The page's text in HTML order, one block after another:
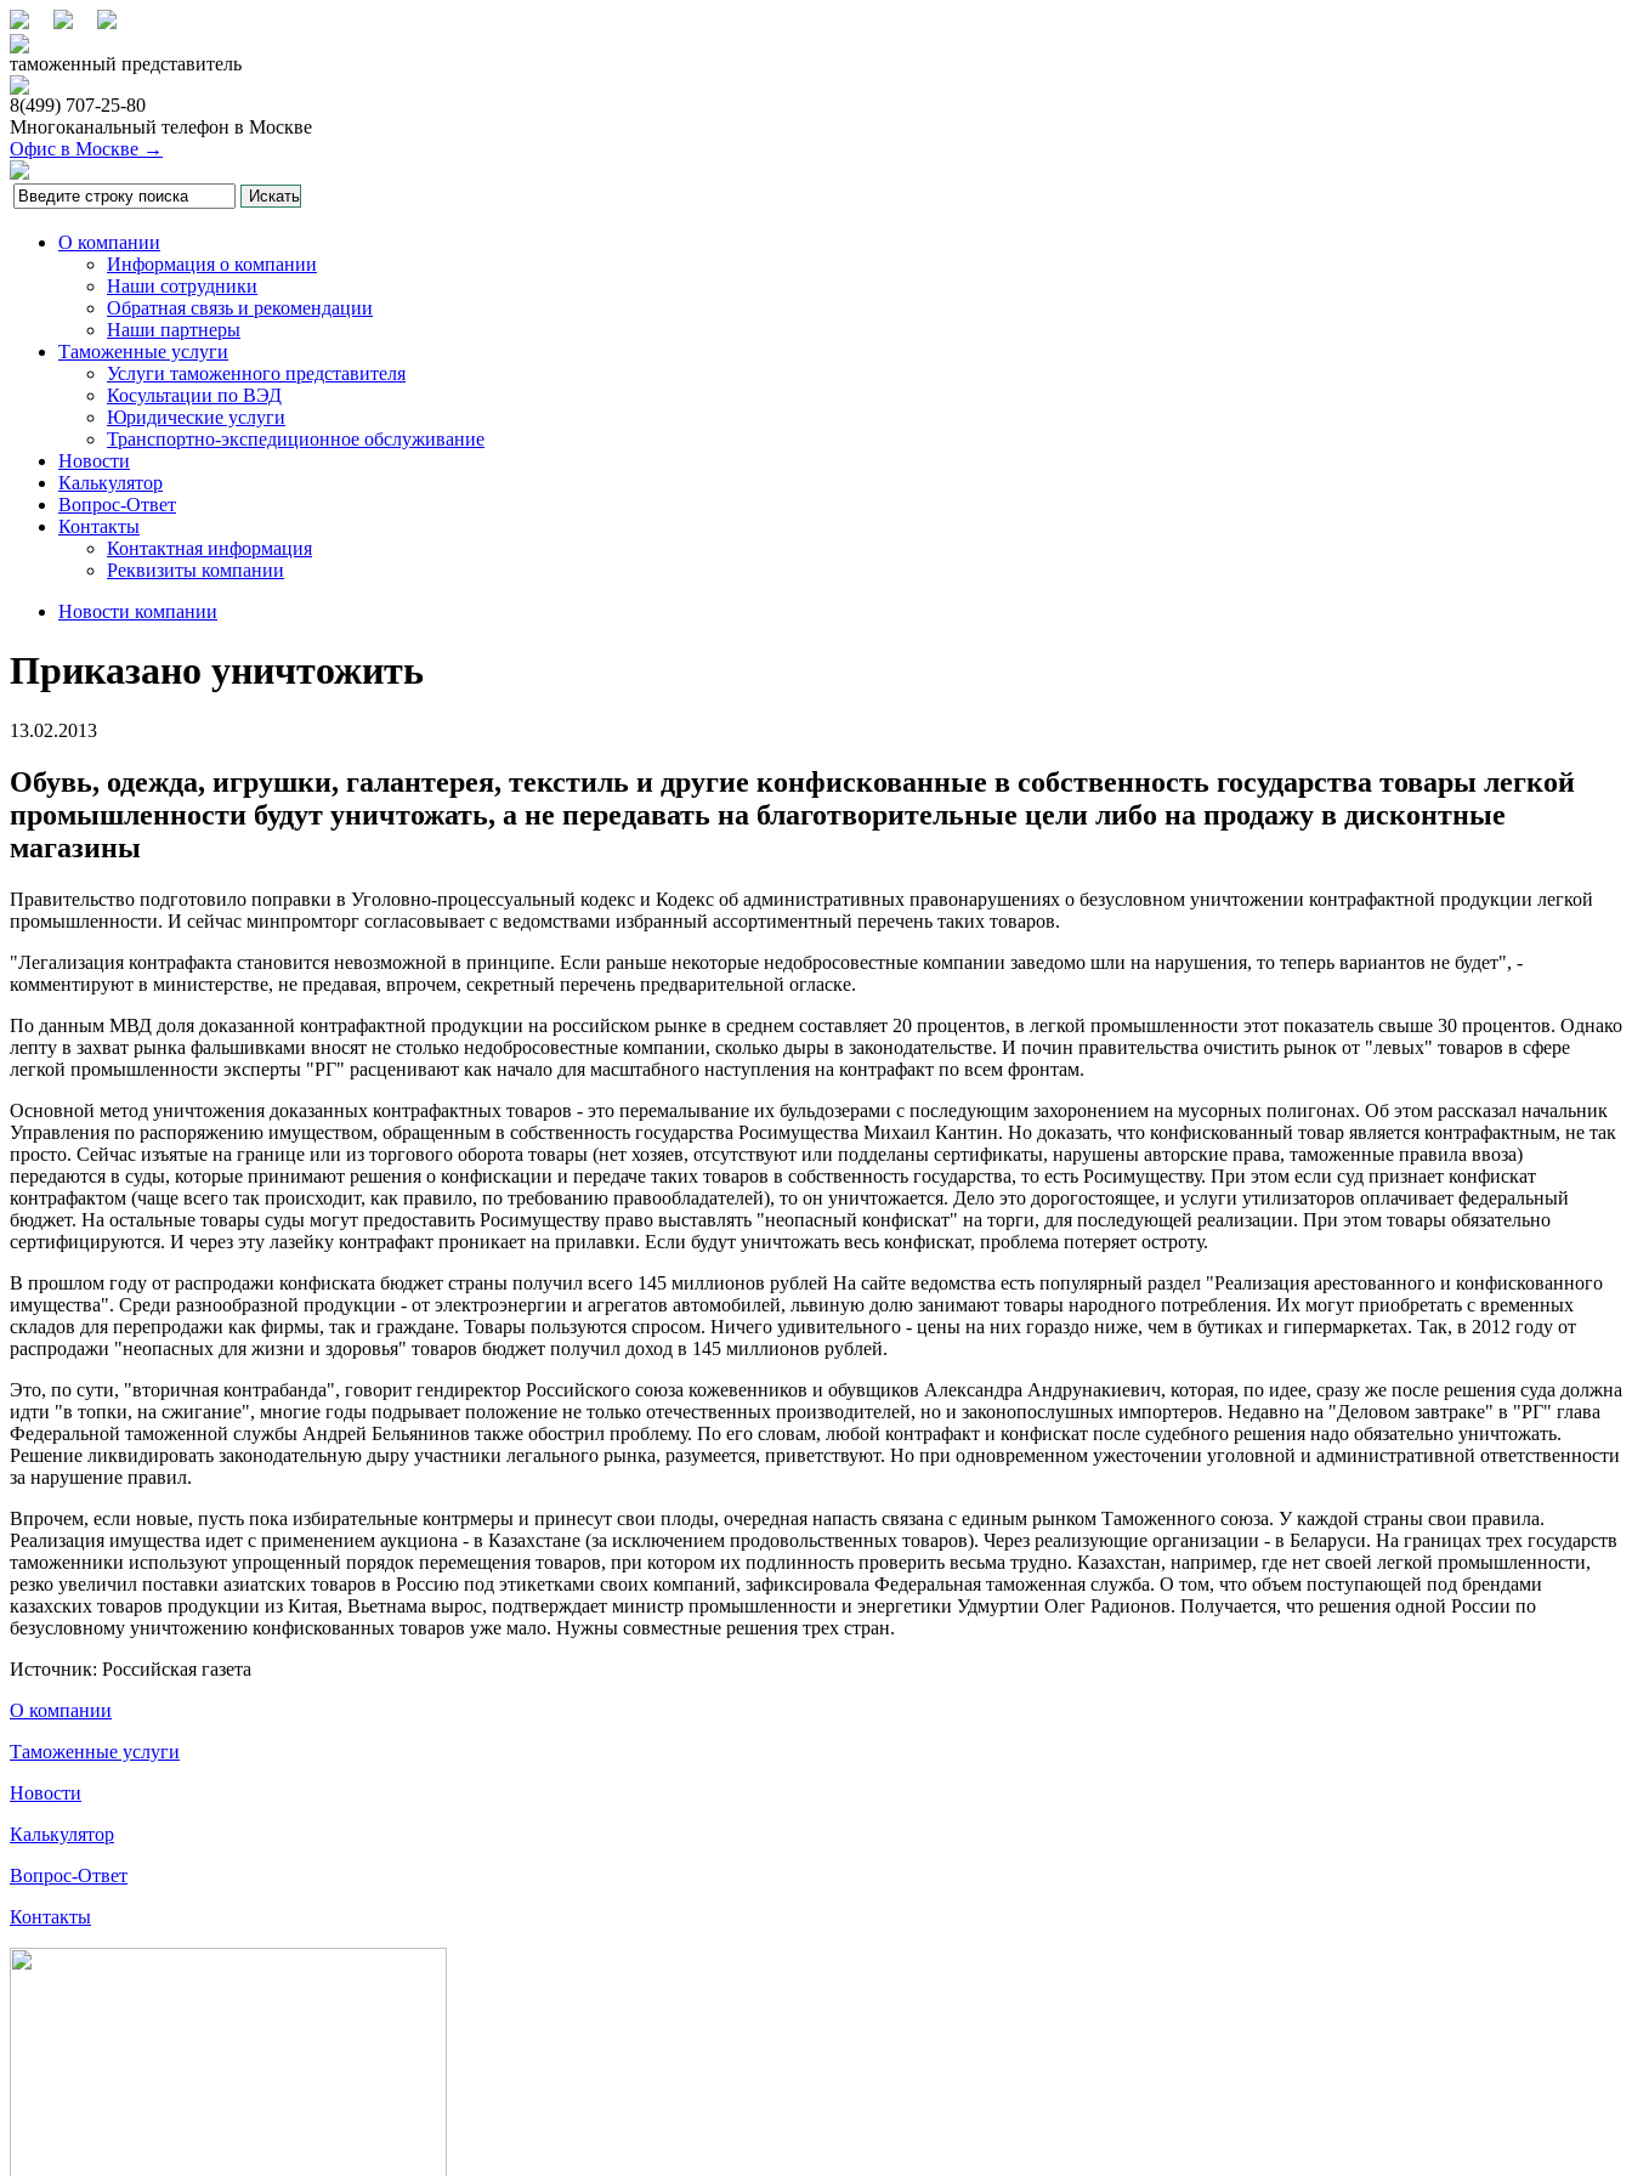
таможенный представитель
8(499) 707-25-80
Многоканальный телефон в Москве
Офис в Москве →
О компании
Информация о компании
Наши сотрудники
Обратная связь и рекомендации
Наши партнеры
Таможенные услуги
Услуги таможенного представителя
Косультации по ВЭД
Юридические услуги
Транспортно-экспедиционное обслуживание
Новости
Калькулятор
Вопрос-Ответ
Контакты
Контактная информация
Реквизиты компании
Новости компании
Приказано уничтожить
13.02.2013
Обувь, одежда, игрушки, галантерея, текстиль и другие конфискованные в собственность государства товары легкой
промышленности будут уничтожать, а не передавать на благотворительные цели либо на продажу в дисконтные
магазины
Правительство подготовило поправки в Уголовно-процессуальный кодекс и Кодекс об административных правонарушениях о безусловном уничтожении контрафактной продукции легкой
промышленности. И сейчас минпромторг согласовывает с ведомствами избранный ассортиментный перечень таких товаров.
"Легализация контрафакта становится невозможной в принципе. Если раньше некоторые недобросовестные компании заведомо шли на нарушения, то теперь вариантов не будет", -
комментируют в министерстве, не предавая, впрочем, секретный перечень предварительной огласке.
По данным МВД доля доказанной контрафактной продукции на российском рынке в среднем составляет 20 процентов, в легкой промышленности этот показатель свыше 30 процентов. Однако
лепту в захват рынка фальшивками вносят не столько недобросовестные компании, сколько дыры в законодательстве. И почин правительства очистить рынок от "левых" товаров в сфере
легкой промышленности эксперты "РГ" расценивают как начало для масштабного наступления на контрафакт по всем фронтам.
Основной метод уничтожения доказанных контрафактных товаров - это перемалывание их бульдозерами с последующим захоронением на мусорных полигонах. Об этом рассказал начальник
Управления по распоряжению имуществом, обращенным в собственность государства Росимущества Михаил Кантин. Но доказать, что конфискованный товар является контрафактным, не так
просто. Сейчас изъятые на границе или из торгового оборота товары (нет хозяев, отсутствуют или подделаны сертификаты, нарушены авторские права, таможенные правила ввоза)
передаются в суды, которые принимают решения о конфискации и передаче таких товаров в собственность государства, то есть Росимуществу. При этом если суд признает конфискат
контрафактом (чаще всего так происходит, как правило, по требованию правообладателей), то он уничтожается. Дело это дорогостоящее, и услуги утилизаторов оплачивает федеральный
бюджет. На остальные товары суды могут предоставить Росимуществу право выставлять "неопасный конфискат" на торги, для последующей реализации. При этом товары обязательно
сертифицируются. И через эту лазейку контрафакт проникает на прилавки. Если будут уничтожать весь конфискат, проблема потеряет остроту.
В прошлом году от распродажи конфиската бюджет страны получил всего 145 миллионов рублей На сайте ведомства есть популярный раздел "Реализация арестованного и конфискованного
имущества". Среди разнообразной продукции - от электроэнергии и агрегатов автомобилей, львиную долю занимают товары народного потребления. Их могут приобретать с временных
складов для перепродажи как фирмы, так и граждане. Товары пользуются спросом. Ничего удивительного - цены на них гораздо ниже, чем в бутиках и гипермаркетах. Так, в 2012 году от
распродажи "неопасных для жизни и здоровья" товаров бюджет получил доход в 145 миллионов рублей.
Это, по сути, "вторичная контрабанда", говорит гендиректор Российского союза кожевенников и обувщиков Александра Андрунакиевич, которая, по идее, сразу же после решения суда должна
идти "в топки, на сжигание", многие годы подрывает положение не только отечественных производителей, но и законопослушных импортеров. Недавно на "Деловом завтраке" в "РГ" глава
Федеральной таможенной службы Андрей Бельянинов также обострил проблему. По его словам, любой контрафакт и конфискат после судебного решения надо обязательно уничтожать.
Решение ликвидировать законодательную дыру участники легального рынка, разумеется, приветствуют. Но при одновременном ужесточении уголовной и административной ответственности
за нарушение правил.
Впрочем, если новые, пусть пока избирательные контрмеры и принесут свои плоды, очередная напасть связана с единым рынком Таможенного союза. У каждой страны свои правила.
Реализация имущества идет с применением аукциона - в Казахстане (за исключением продовольственных товаров). Через реализующие организации - в Беларуси. На границах трех государств
таможенники используют упрощенный порядок перемещения товаров, при котором их подлинность проверить весьма трудно. Казахстан, например, где нет своей легкой промышленности,
резко увеличил поставки азиатских товаров в Россию под этикетками своих компаний, зафиксировала Федеральная таможенная служба. О том, что объем поступающей под брендами
казахских товаров продукции из Китая, Вьетнама вырос, подтверждает министр промышленности и энергетики Удмуртии Олег Радионов. Получается, что решения одной России по
безусловному уничтожению конфискованных товаров уже мало. Нужны совместные решения трех стран.
Источник: Российская газета
О компании
Таможенные услуги
Новости
Калькулятор
Вопрос-Ответ
Контакты